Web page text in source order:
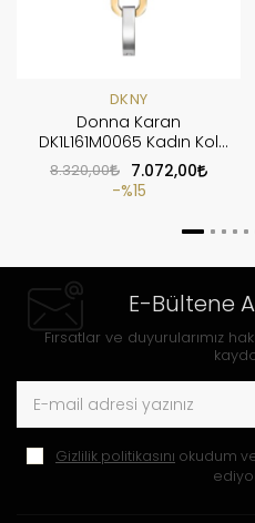
DKNY
Donna Karan
DK1L161M0065 Kadın Kol
Saati
8.320,00
7.072,00
%15
E-Bültene
Fırsatlar ve duyurularımız
Gizlilik politikasını okudum